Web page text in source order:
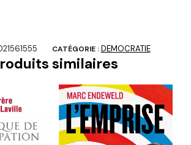
CATÉGORIE :DEMOCRATIE
similaires